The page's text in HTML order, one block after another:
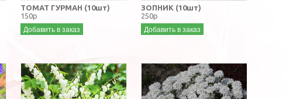
ТОМАТ ГУРМАН (10шт)
150р
Добавить в заказ
ЗОПНИК (10шт)
250р
Добавить в заказ